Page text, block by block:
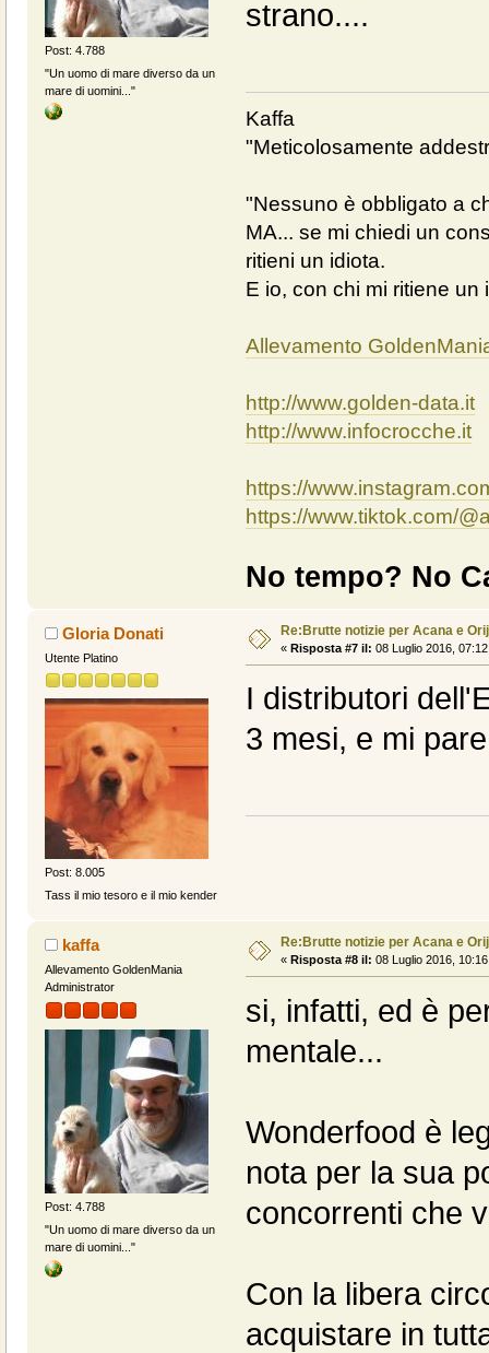
Post: 4.788
"Un uomo di mare diverso da un
mare di uomini..."
strano....
Kaffa
"Meticolosamente
"Nessuno è obbligato a
MA... se mi chiedi un
ritieni un idiota.
E io, con chi mi ritiene
Allevamento
http://www.golden-data.it
http://www.infocrocche.it
https://
https://www.tiktok.com/
No tempo? No
Gloria Donati
Utente Platino
Post: 8.005
Tass il mio tesoro e il mio kender
Re:Brutte notizie per Acana e
« Risposta #7 il: 08 Luglio 2016,
I distributori
3 mesi, e mi
kaffa
Allevamento GoldenMania
Administrator
Post: 4.788
"Un uomo di mare diverso da un
mare di uomini..."
Re:Brutte notizie per Acana e
« Risposta #8 il: 08 Luglio 2016,
si, infatti, ed è
mentale...
Wonderfood è
nota per la sua
concorrenti che
Con la libera
acquistare in